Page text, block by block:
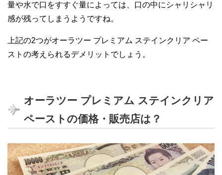
量や水で口をすすぐ量によっては、口の中にシャリシャリ
感が残ってしまうようですね。
上記の2つがオーラツー プレミアム ステインクリア ペー
ストの考えられるデメリットでしょう。
オーラツー プレミアム ステインクリア
ペーストの価格・販売店は？